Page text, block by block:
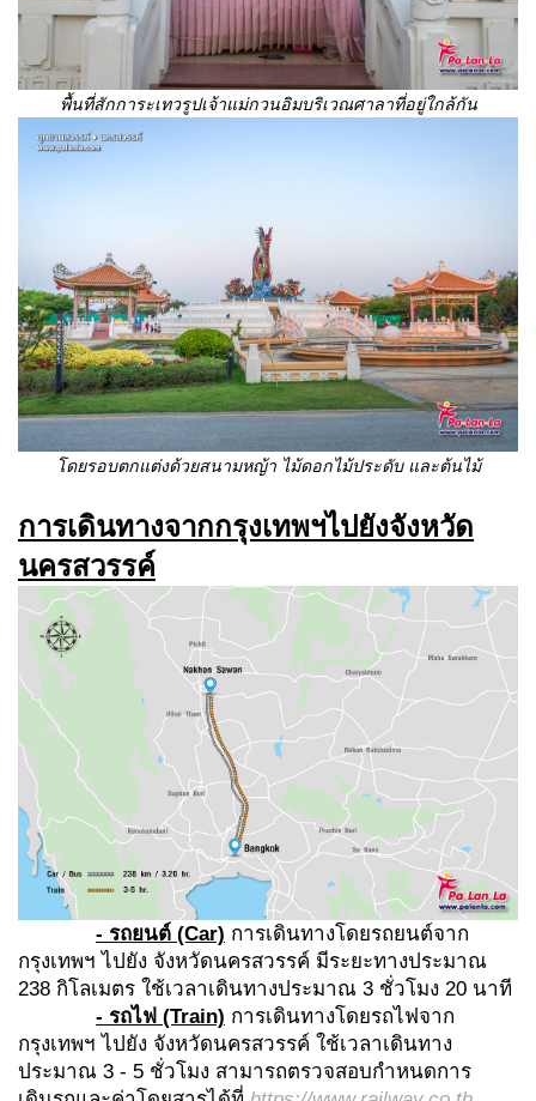
พื้นที่สักการะเทวรูปเจ้าแม่กวนอิมบริเวณศาลาที่อยู่ใกล้กัน
โดยรอบตกแต่งด้วยสนามหญ้า ไม้ดอกไม้ประดับ และต้นไม้
การเดินทางจากกรุงเทพฯไปยังจังหวัด
นครสวรรค์
- รถยนต์ (Car) การเดินทางโดยรถยนต์จาก
กรุงเทพฯ ไปยัง จังหวัดนครสวรรค์ มีระยะทางประมาณ
238 กิโลเมตร ใช้เวลาเดินทางประมาณ 3 ชั่วโมง 20 นาที
- รถไฟ (Train) การเดินทางโดยรถไฟจาก
กรุงเทพฯ ไปยัง จังหวัดนครสวรรค์ ใช้เวลาเดินทาง
ประมาณ 3 - 5 ชั่วโมง สามารถตรวจสอบกำหนดการ